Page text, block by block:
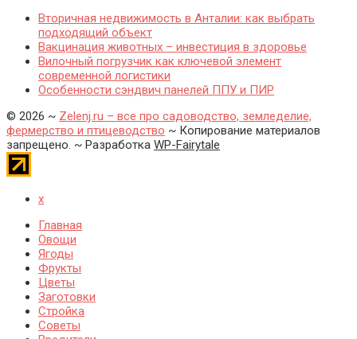
Вторичная недвижимость в Анталии: как выбрать
подходящий объект
Вакцинация животных – инвестиция в здоровье
Вилочный погрузчик как ключевой элемент
современной логистики
Особенности сэндвич панелей ППУ и ПИР
© 2026 ~ Zelenj.ru – все про садоводство, земледелие,
фермерство и птицеводство ~ Копирование материалов
запрещено. ~ Разработка WP-Fairytale
x
Главная
Овощи
Ягоды
Фрукты
Цветы
Заготовки
Стройка
Советы